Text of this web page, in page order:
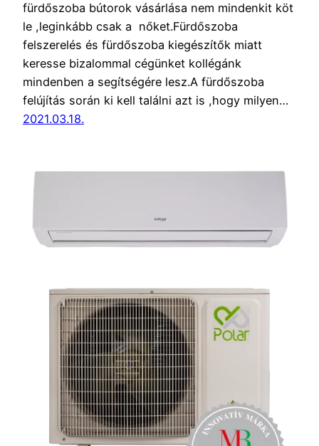
fürdőszoba bútorok vásárlása nem mindenkit köt
le ,leginkább csak a nőket.Fürdőszoba
felszerelés és fürdőszoba kiegészítők miatt
keresse bizalommal cégünket kollégánk
mindenben a segítségére lesz.A fürdőszoba
felújítás során ki kell találni azt is ,hogy milyen…
2021.03.18.